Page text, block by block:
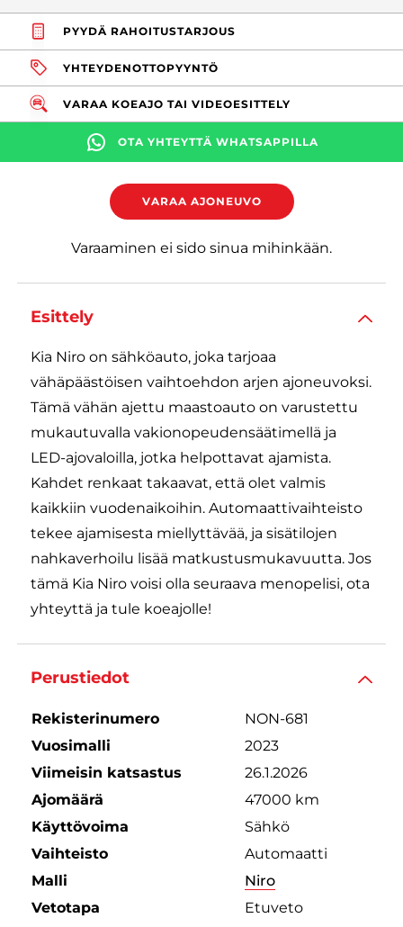
PYYDÄ RAHOITUSTARJOUS
YHTEYDENOTTOPYYNTÖ
VARAA KOEAJO TAI VIDEOESITTELY
OTA YHTEYTTÄ WHATSAPPILLA
VARAA AJONEUVO
Varaaminen ei sido sinua mihinkään.
Esittely
Kia Niro on sähköauto, joka tarjoaa
vähäpäästöisen vaihtoehdon arjen ajoneuvoksi.
Tämä vähän ajettu maastoauto on varustettu
mukautuvalla vakionopeudensäätimellä ja
LED-ajovaloilla, jotka helpottavat ajamista.
Kahdet renkaat takaavat, että olet valmis
kaikkiin vuodenaikoihin. Automaattivaihteisto
tekee ajamisesta miellyttävää, ja sisätilojen
nahkaverhoilu lisää matkustusmukavuutta. Jos
tämä Kia Niro voisi olla seuraava menopelisi, ota
yhteyttä ja tule koeajolle!
Perustiedot
Rekisterinumero
NON-681
Vuosimalli
2023
Viimeisin katsastus
26.1.2026
Ajomäärä
47000 km
Käyttövoima
Sähkö
Vaihteisto
Automaatti
Malli
Niro
Vetotapa
Etuveto